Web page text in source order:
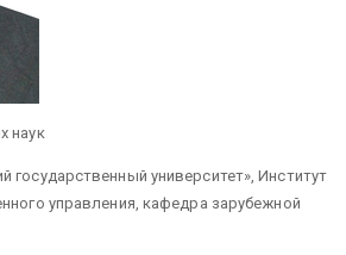
наук
государственный университет», Институт
управления, кафедра зарубежной